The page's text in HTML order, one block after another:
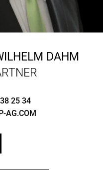
DAHM
25 34
AG.COM